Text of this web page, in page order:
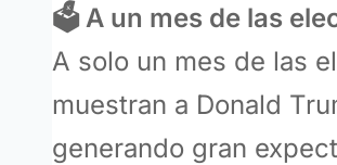
🗳️ A un mes de las
A solo un mes de las
muestran a Donald
generando gran